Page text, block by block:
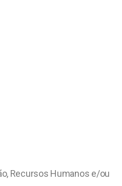
Recursos Humanos e/ou